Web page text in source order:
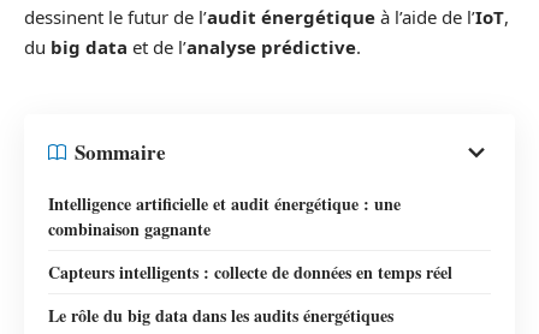
dessinent le futur de l’audit énergétique à l’aide de l’IoT,
du big data et de l’analyse prédictive.
Sommaire
Intelligence artificielle et audit énergétique : une
combinaison gagnante
Capteurs intelligents : collecte de données en temps réel
Le rôle du big data dans les audits énergétiques